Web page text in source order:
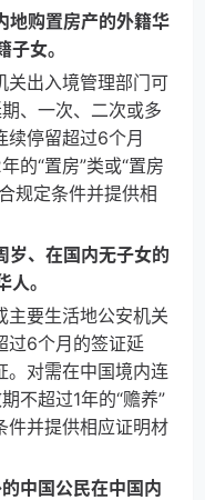
地购置房产的外籍华
女。
关出入境管理部门可
、一次、二次或多
续停留超过6个月
的“置房”类或“置房
规定条件并提供相
、在国内无子女的
。
主要生活地公安机关
过6个月的签证延
。对需在中国境内连
不超过1年的“赡养”
件并提供相应证明材
中国公民在中国内